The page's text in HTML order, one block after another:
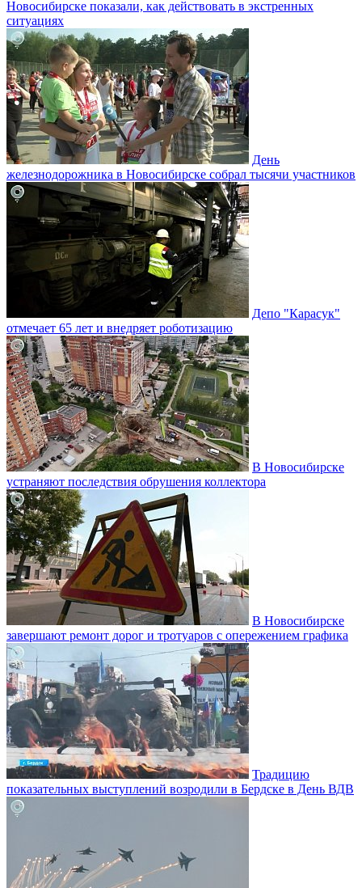
Новосибирске показали, как действовать в экстренных
ситуациях
День
железнодорожника в Новосибирске собрал тысячи участников
Депо "Карасук"
отмечает 65 лет и внедряет роботизацию
В Новосибирске
устраняют последствия обрушения коллектора
В Новосибирске
завершают ремонт дорог и тротуаров с опережением графика
Традицию
показательных выступлений возродили в Бердске в День ВДВ